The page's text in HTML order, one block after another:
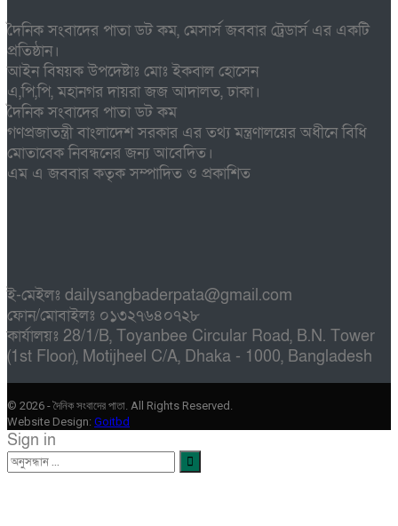
দৈনিক সংবাদের পাতা ডট কম, মেসার্স জববার ট্রেডার্স এর একটি
প্রতিষ্ঠান।
আইন বিষয়ক উপদেষ্টাঃ মোঃ ইকবাল হোসেন
এ,পি,পি, মহানগর দায়রা জজ আদালত, ঢাকা।
দৈনিক সংবাদের পাতা ডট কম
গণপ্রজাতন্ত্রী বাংলাদেশ সরকার এর তথ্য মন্ত্রণালয়ের অধীনে বিধি
মোতাবেক নিবন্ধনের জন্য আবেদিত।
এম এ জববার কতৃক সম্পাদিত ও প্রকাশিত
ই-মেইলঃ dailysangbaderpata@gmail.com
ফোন/মোবাইলঃ ০১৩২৭৬৪০৭২৮
কার্যালয়ঃ 28/1/B, Toyanbee Circular Road, B.N. Tower
(1st Floor), Motijheel C/A, Dhaka - 1000, Bangladesh
© 2026 - দৈনিক সংবাদের পাতা. All Rights Reserved.
Website Design: Goitbd
Sign in